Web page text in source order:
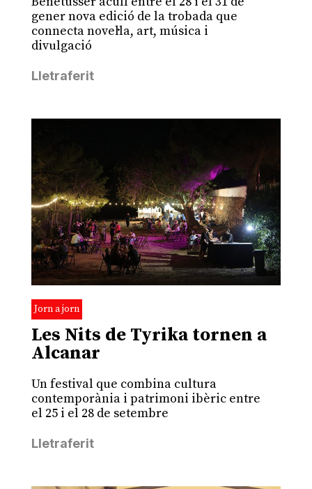
gener nova edició de la trobada que
connecta novel·la, art, música i
divulgació
Lletraferit
Jorn a jorn
Les Nits de Tyrika tornen a
Alcanar
Un festival que combina cultura
contemporània i patrimoni ibèric entre
el 25 i el 28 de setembre
Lletraferit